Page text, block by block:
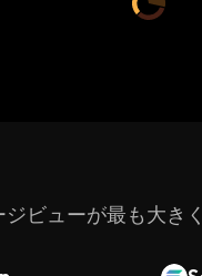
ビューが最も大き